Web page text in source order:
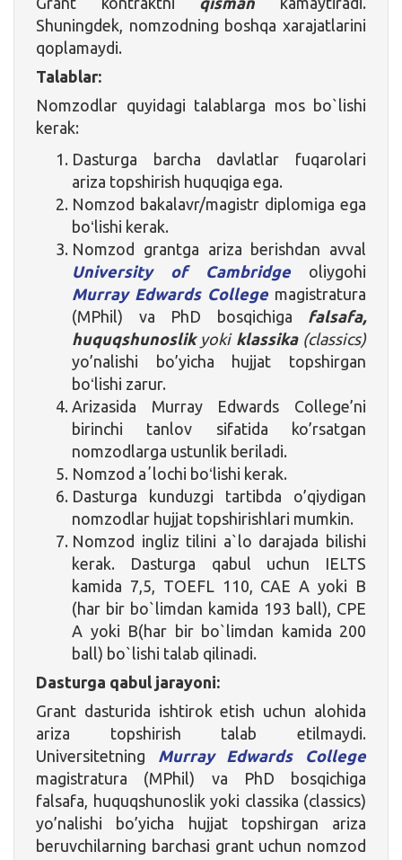
Shuningdek, nomzodning boshqa xarajatlarini
qoplamaydi.
Talablar:
Nomzodlar quyidagi talablarga mos bo`lishi
kerak:
Dasturga barcha davlatlar fuqarolari
ariza topshirish huquqiga ega.
Nomzod bakalavr/magistr diplomiga ega
boʻlishi kerak.
Nomzod grantga ariza berishdan avval
University of Cambridgeoliygohi
Murray Edwards Collegemagistratura
(MPhil) va PhD bosqichiga falsafa,
huquqshunoslik yoki klassika(classics)
yo’nalishi bo’yicha hujjat topshirgan
boʻlishi zarur.
Arizasida Murray Edwards College’ni
birinchi tanlov sifatida ko’rsatgan
nomzodlarga ustunlik beriladi.
Nomzod aʼlochi boʻlishi kerak.
Dasturga kunduzgi tartibda o’qiydigan
nomzodlar hujjat topshirishlari mumkin.
Nomzod ingliz tilini a`lo darajada bilishi
kerak. Dasturga qabul uchun IELTS
kamida 7,5, TOEFL 110, CAE A yoki B
(har bir bo`limdan kamida 193 ball), CPE
A yoki B(har bir bo`limdan kamida 200
ball) bo`lishi talab qilinadi.
Dasturga qabul jarayoni:
Grant dasturida ishtirok etish uchun alohida
ariza topshirish talab etilmaydi.
Universitetning Murray Edwards College
magistratura (MPhil) va PhD bosqichiga
falsafa, huquqshunoslik yoki classika (classics)
yo’nalishi bo’yicha hujjat topshirgan ariza
beruvchilarning barchasi grant uchun nomzod